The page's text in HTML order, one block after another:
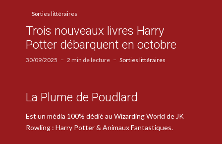
Sorties littéraires
Trois nouveaux livres Harry
Potter débarquent en octobre
30/09/2025 2 min de lecture Sorties littéraires
La Plume de Poudlard
Est un média 100% dédié au Wizarding World de JK
Rowling : Harry Potter & Animaux Fantastiques.